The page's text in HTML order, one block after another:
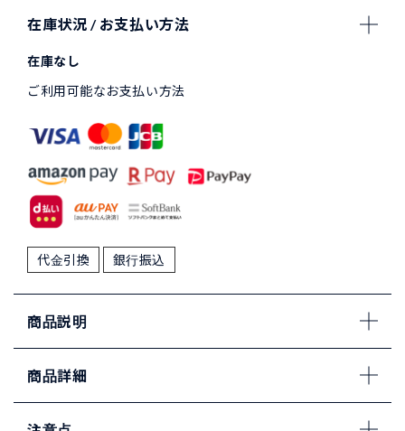
在庫状況 / お支払い方法
在庫なし
ご利用可能なお支払い方法
代金引換 銀行振込
商品説明
商品詳細